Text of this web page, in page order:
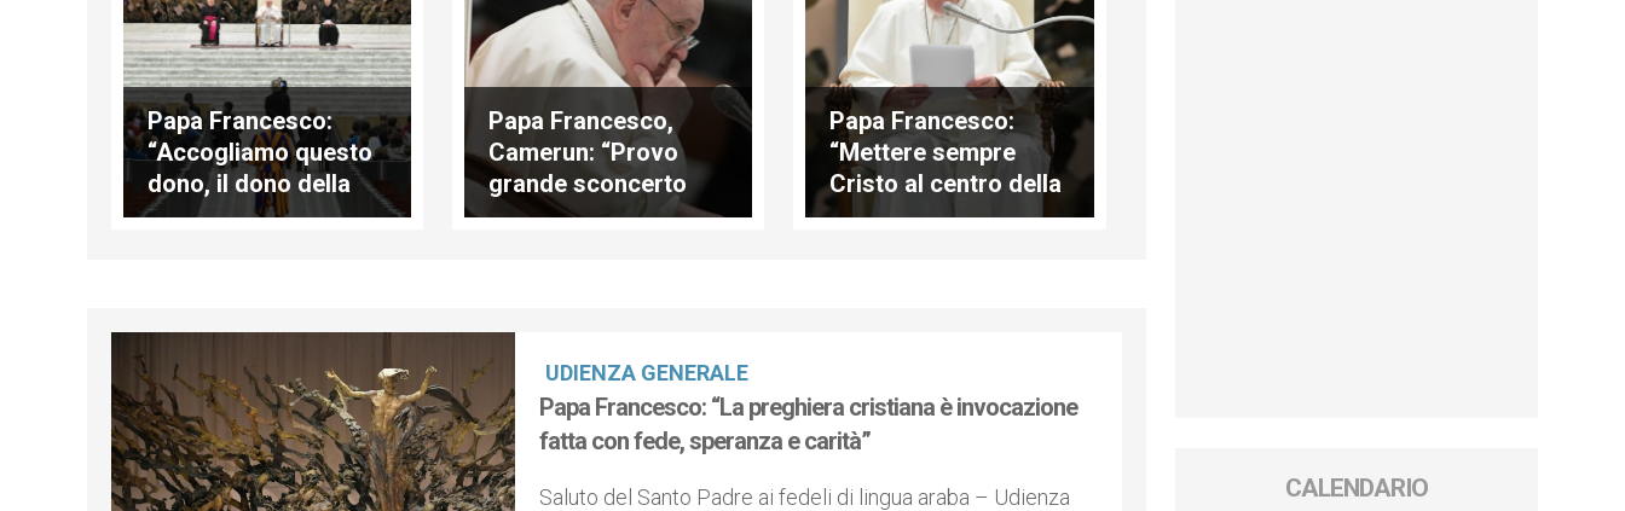
Papa Francesco:
“Accogliamo questo
dono, il dono della
preghiera”
Papa Francesco,
Camerun: “Provo
grande sconcerto
per un atto tanto
Papa Francesco:
“Mettere sempre
Cristo al centro della
vostra vita”
UDIENZA GENERALE
Papa Francesco: “La preghiera cristiana è invocazione
fatta con fede, speranza e carità”
Saluto del Santo Padre ai fedeli di lingua araba – Udienza
CALENDARIO